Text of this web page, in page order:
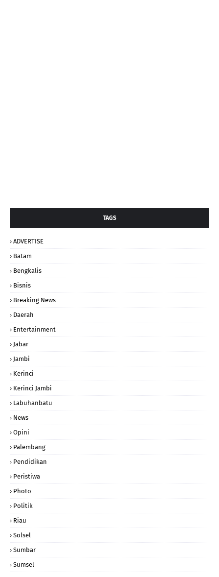
TAGS
ADVERTISE
Batam
Bengkalis
Bisnis
Breaking News
Daerah
Entertainment
Jabar
Jambi
Kerinci
Kerinci Jambi
Labuhanbatu
News
Opini
Palembang
Pendidikan
Peristiwa
Photo
Politik
Riau
Solsel
Sumbar
Sumsel